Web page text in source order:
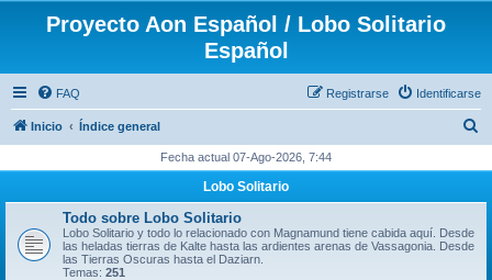
Proyecto Aon Español / Lobo Solitario
Español
FAQ Identificarse
Registrarse
Inicio Índice general
c
Fecha actual 07-Ago-2026, 7:44
Lobo Solitario
Todo sobre Lobo Solitario
Lobo Solitario y todo lo relacionado con Magnamund tiene cabida aquí. Desde
las heladas tierras de Kalte hasta las ardientes arenas de Vassagonia. Desde
las Tierras Oscuras hasta el Daziarn.
Temas: 251